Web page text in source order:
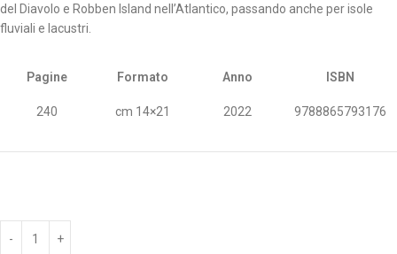
del Diavolo e Robben Island nell’Atlantico, passando anche per isole
fluviali e lacustri.
Pagine
240
Formato
cm 14×21
Anno
2022
ISBN
9788865793176